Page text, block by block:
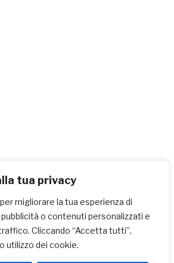
tua privacy
migliorare la tua esperienza di
o contenuti personalizzati e
Cliccando “Accetta tutti”,
utilizzo dei cookie.